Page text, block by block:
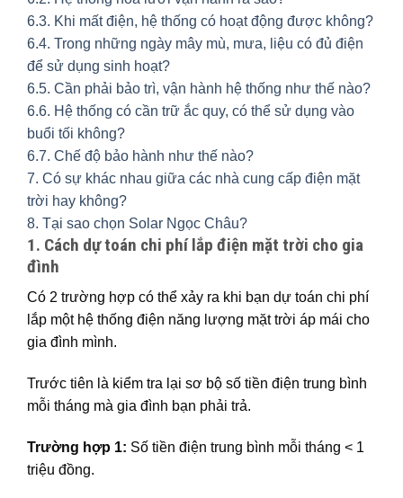
6.3. Khi mất điện, hệ thống có hoạt động được không?
6.4. Trong những ngày mây mù, mưa, liệu có đủ điện
để sử dụng sinh hoạt?
6.5. Cần phải bảo trì, vận hành hệ thống như thế nào?
6.6. Hệ thống có cần trữ ắc quy, có thể sử dụng vào
buổi tối không?
6.7. Chế độ bảo hành như thế nào?
7. Có sự khác nhau giữa các nhà cung cấp điện mặt
trời hay không?
8. Tại sao chọn Solar Ngọc Châu?
1. Cách dự toán chi phí lắp điện mặt trời cho gia
đình
Có 2 trường hợp có thể xảy ra khi bạn dự toán chi phí
lắp một hệ thống điện năng lượng mặt trời áp mái cho
gia đình mình.
Trước tiên là kiểm tra lại sơ bộ số tiền điện trung bình
mỗi tháng mà gia đình bạn phải trả.
Trường hợp 1: Số tiền điện trung bình mỗi tháng < 1
triệu đồng.